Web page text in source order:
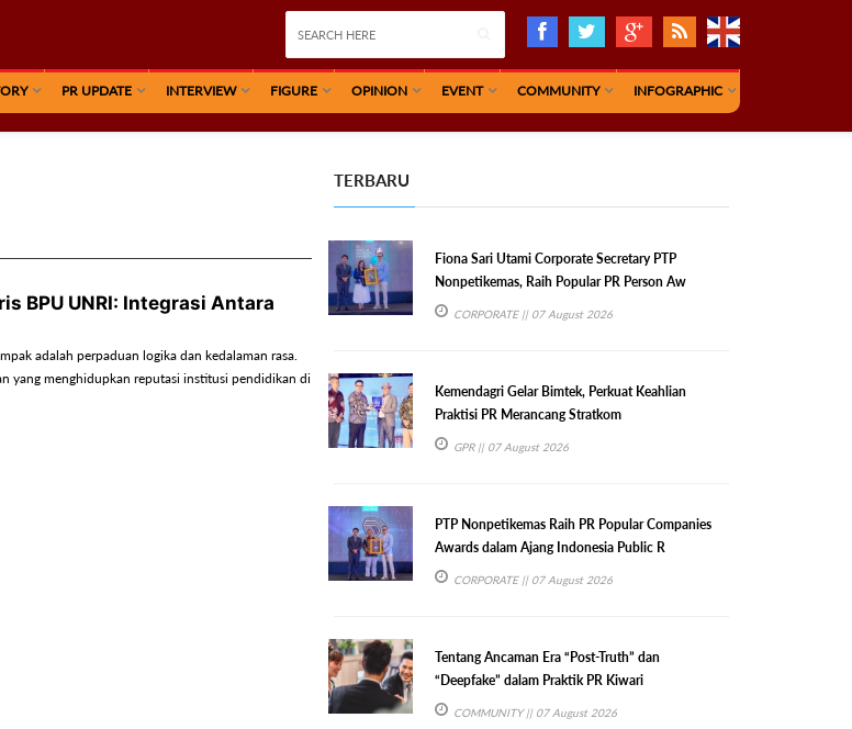
PR UPDATE INTERVIEW FIGURE OPINION EVENT COMMUNITY INFOGRAPHIC
BPU UNRI: Integrasi Antara
adalah perpaduan logika dan kedalaman rasa.
yang menghidupkan reputasi institusi pendidikan di
TERBARU
Fiona Sari Utami Corporate Secretary PTP
Nonpetikemas, Raih Popular PR Person Aw
CORPORATE|| 07 August 2026
Kemendagri Gelar Bimtek, Perkuat Keahlian
Praktisi PR Merancang Stratkom
GPR|| 07 August 2026
PTP Nonpetikemas Raih PR Popular Companies
Awards dalam Ajang Indonesia Public R
CORPORATE|| 07 August 2026
Tentang Ancaman Era “Post-Truth” dan
“Deepfake” dalam Praktik PR Kiwari
COMMUNITY|| 07 August 2026